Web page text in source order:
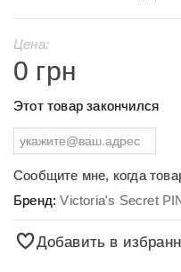
Цена:
0 грн
Этот товар закончился
Сообщите мне, когда
Бренд:Victoria's Secret
Добавить в